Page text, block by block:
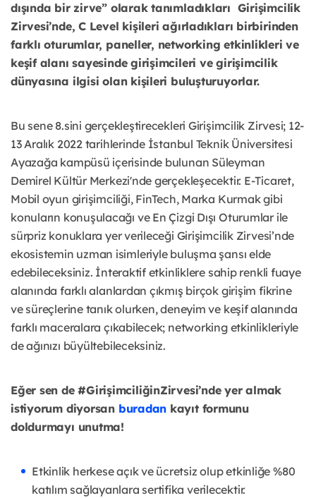
dışında bir zirve” olarak tanımladıkları Girişimcilik
Zirvesi’nde, C Level kişileri ağırladıkları birbirinden
farklı oturumlar, paneller, networking etkinlikleri ve
keşif alanı sayesinde girişimcileri ve girişimcilik
dünyasına ilgisi olan kişileri buluşturuyorlar.
Bu sene 8.sini gerçekleştirecekleri Girişimcilik Zirvesi; 12-
13 Aralık 2022 tarihlerinde İstanbul Teknik Üniversitesi
Ayazağa kampüsü içerisinde bulunan Süleyman
Demirel Kültür Merkezi'nde gerçekleşecektir. E-Ticaret,
Mobil oyun girişimciliği, FinTech, Marka Kurmak gibi
konuların konuşulacağı ve En Çizgi Dışı Oturumlar ile
sürpriz konuklara yer verileceği Girişimcilik Zirvesi’nde
ekosistemin uzman isimleriyle buluşma şansı elde
edebileceksiniz. İnteraktif etkinliklere sahip renkli fuaye
alanında farklı alanlardan çıkmış birçok girişim fikrine
ve süreçlerine tanık olurken, deneyim ve keşif alanında
farklı maceralara çıkabilecek; networking etkinlikleriyle
de ağınızı büyültebileceksiniz.
Eğer sen de #GirişimciliğinZirvesi’nde yer almak
istiyorum diyorsan buradan kayıt formunu
doldurmayı unutma!
Etkinlik herkese açık ve ücretsiz olup etkinliğe %80
katılım sağlayanlara sertifika verilecektir.